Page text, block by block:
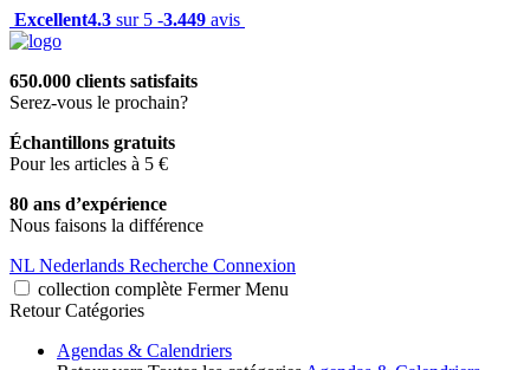
Excellent4.3 sur 5 -3.449 avis
650.000 clients satisfaits
Serez-vous le prochain?
Échantillons gratuits
Pour les articles à 5 €
80 ans d’expérience
Nous faisons la différence
NL Nederlands Recherche Connexion
collection complète Fermer Menu
Retour Catégories
Agendas & Calendriers